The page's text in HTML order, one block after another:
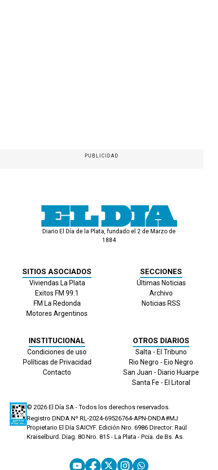
PUBLICIDAD
Diario El Día de la Plata, fundado el 2 de Marzo de
1884
SITIOS ASOCIADOS
Viviendas La Plata
Exitos FM 99.1
FM La Redonda
Motores Argentinos
SECCIONES
Últimas Noticias
Archivo
Noticias RSS
INSTITUCIONAL
Condiciones de uso
Políticas de Privacidad
Contacto
OTROS DIARIOS
Salta - El Tribuno
Rio Negro - Eio Negro
San Juan - Diario Huarpe
Santa Fe - El Litoral
© 2026 El Día SA - Todos los derechos reservados.
Registro DNDA Nº RL-2024-69526764-APN-DNDA#MJ
Propietario El Día SAICYF. Edición Nro. 6986 Director: Raúl
Kraiselburd. Diag. 80 Nro. 815 - La Plata - Pcia. de Bs. As.